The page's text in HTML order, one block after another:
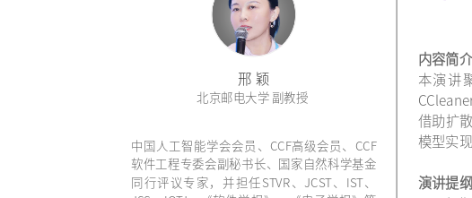
邢 颖
北京邮电大学 副教授
内容简介
本演讲
借助扩
模型实
演讲提纲
中国人工智能学会会员、CCF高级会员、CCF
软件工程专委会副秘书长、国家自然科学基金
同行评议专家，并担任STVR、JCST、IST、